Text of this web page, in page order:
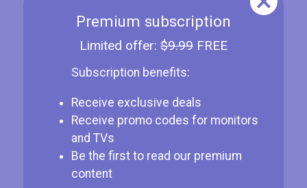
Premium subscription
Limited offer: $9.99FREE
Subscription benefits:
Receive exclusive deals
Receive promo codes for monitors
and TVs
Be the first to read our premium
content